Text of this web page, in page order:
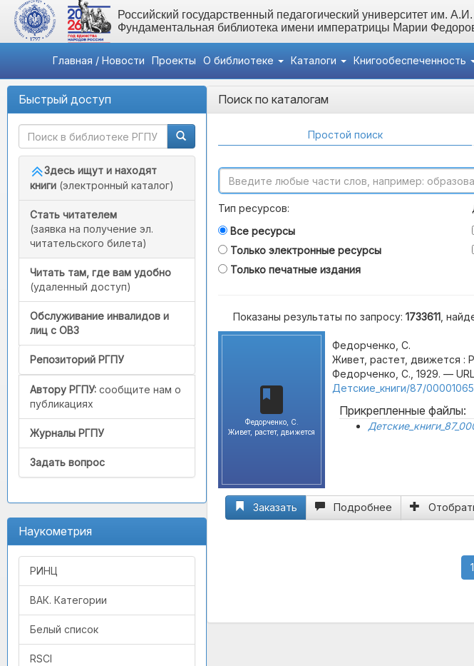
Российский государственный педагогический университет им.
Фундаментальная библиотека имени императрицы Марии
Главная / Новости Проекты О библиотеке Каталоги Книгообеспеченность
Быстрый доступ
Здесь ищут и находят
книги (электронный каталог)
Стать читателем
(заявка на получение эл.
читательского билета)
Читать там, где вам удобно
(удаленный доступ)
Обслуживание инвалидов и
лиц с ОВЗ
Репозиторий РГПУ
Автору РГПУ: сообщите нам о
публикациях
Журналы РГПУ
Задать вопрос
Наукометрия
РИНЦ
ВАК. Категории
Белый список
RSCI
Поиск по каталогам
Простой поиск
Тип ресурсов:
Все ресурсы
Только электронные ресурсы
Только печатные издания
Показаны результаты по запросу: 1733611 ,
Федорченко, С.
Живет, растет, движется
Федорченко, С.
Живет, растет, движется :
Федорченко, С., 1929. —
Детские_книги/87/
Прикрепленные файлы:
Заказать Подробнее
1